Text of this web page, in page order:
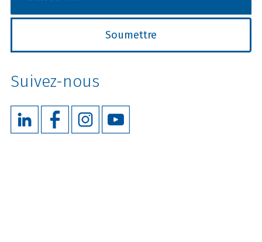
Suivez-nous